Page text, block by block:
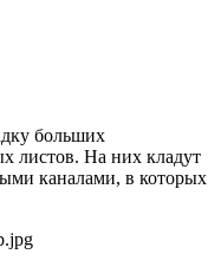
больших
листов. На них кладут
каналами, в которых